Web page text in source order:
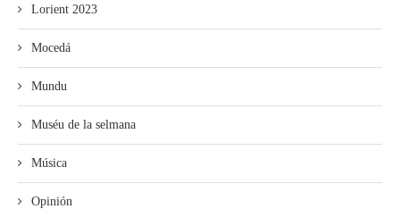
Lorient 2023
Mocedá
Mundu
Muséu de la selmana
Música
Opinión